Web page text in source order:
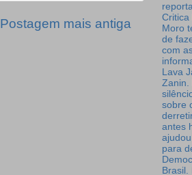
Postagem mais antiga
Critica
Moro
de
com
Lava
Zanin.
sobre
antes
para
Brasil.